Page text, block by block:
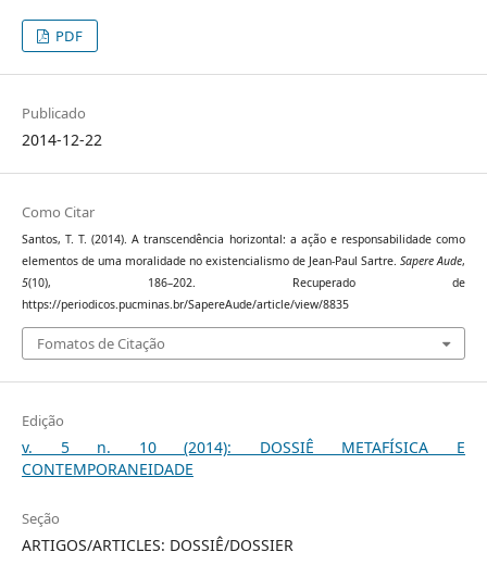
PDF
Publicado
2014-12-22
Como Citar
Santos, T. T. (2014). A transcendência horizontal: a ação e responsabilidade como
elementos de uma moralidade no existencialismo de Jean-Paul Sartre.Sapere Aude,
5(10), 186–202. Recuperado de
https://periodicos.pucminas.br/SapereAude/article/view/8835
Fomatos de Citação
Edição
v. 5 n. 10 (2014): DOSSIÊ METAFÍSICA E
CONTEMPORANEIDADE
Seção
ARTIGOS/ARTICLES: DOSSIÊ/DOSSIER